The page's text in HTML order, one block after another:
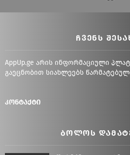
ᲩᲕᲔᲜᲡ
AppUp.ge არის ინფორმაციული
გაეცნობით სიახლეებს
კონტაქტი
ᲑᲝᲚᲝᲡ